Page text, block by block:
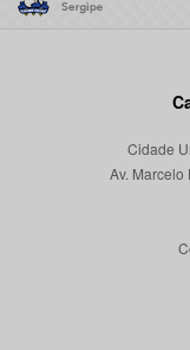
Cidade
Av. Marcelo